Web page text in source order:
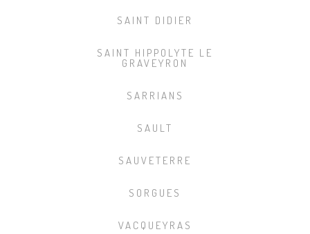
SAINT DIDIER
SAINT HIPPOLYTE LE
GRAVEYRON
SARRIANS
SAULT
SAUVETERRE
SORGUES
VACQUEYRAS